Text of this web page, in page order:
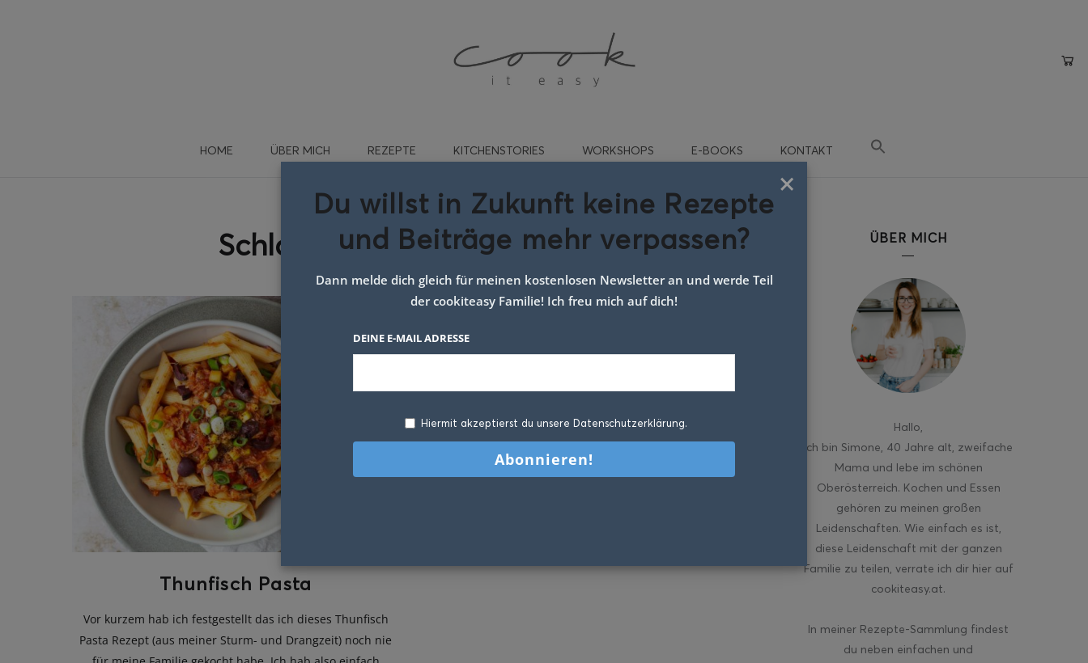
HOME ÜBER MICH REZEPTE KITCHENSTORIES WORKSHOPS E-BOOKS KONTAKT
Schlagwort:thunfisch nudeln
Thunfisch Pasta
Vor kurzem hab ich festgestellt das ich dieses Thunfisch
Pasta Rezept (aus meiner Sturm- und Drangzeit) noch nie
ÜBER MICH
Hallo
ich bin Simone, 40 Jahre alt, zweifache
Mama und lebe im schönen
Oberösterreich. Kochen und Essen
gehören zu meinen großen
Leidenschaften. Wie einfach es ist,
diese Leidenschaft mit der ganzen
Familie zu teilen, verrate ich dir hier auf
cookiteasy.at.
In meiner Rezepte-Sammlung findest
du neben einfachen und
×
Du willst in Zukunft keine Rezepte
und Beiträge mehr verpassen?
Dann melde dich gleich für meinen kostenlosen Newsletter an und werde Teil
der cookiteasy Familie! Ich freu mich auf dich!
DEINE E-MAIL ADRESSE
Hiermit akzeptierst du unsere Datenschutzerklärung.